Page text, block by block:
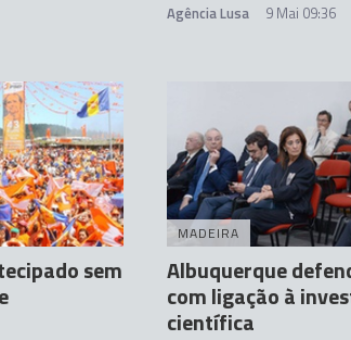
Agência Lusa 9 Mai 09:36
sem
MADEIRA
Albuquerque
com ligação à
científica